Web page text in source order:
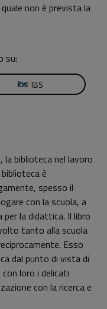
non è prevista la
su:
IBS
la biblioteca nel lavoro
è
spesso il
con la scuola, a
la didattica. Il libro
tanto alla scuola
Esso
dal punto di vista di
loro i delicati
con la ricerca e